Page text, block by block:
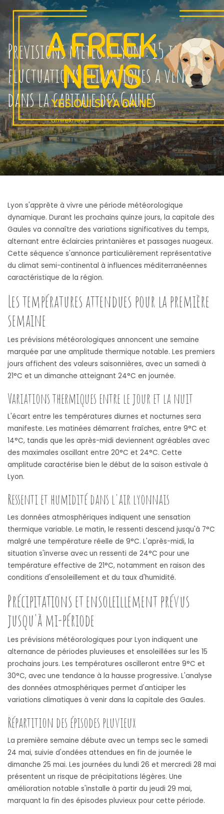
Previsions meteo a Lyon : 15 jours de
fluctuations climatiques a venir
dans la capitale des Gaules
4 juin 2025 | afreeknews | 0 Comments
Lyon s'apprête à vivre une période météorologique
dynamique. Durant les prochains quinze jours, la capitale des
Gaules va connaître des variations significatives du temps,
alternant entre éclaircies printanières et passages nuageux.
Cette séquence s'annonce particulièrement représentative
du climat semi-continental à influences méditerranéennes
caractéristique de la région.
Les températures attendues pour la première
semaine
Les prévisions météorologiques annoncent une semaine
marquée par une amplitude thermique notable. Les premiers
jours affichent des valeurs saisonnières, avec un samedi à
21°C et un dimanche atteignant 24°C en journée.
Variations thermiques entre le jour et la nuit
L'écart entre les températures diurnes et nocturnes sera
manifeste. Les matinées démarrent fraîches, entre 9°C et
14°C, tandis que les après-midi deviennent agréables avec
des maximales oscillant entre 20°C et 24°C. Cette
amplitude caractérise bien le début de la saison estivale à
Lyon.
Ressenti et humidité dans l'air lyonnais
Les données atmosphériques indiquent une sensation
thermique variable. Le matin, le ressenti descend jusqu'à 7°C
malgré une température réelle de 9°C. L'après-midi, la
situation s'inverse avec un ressenti de 24°C pour une
température effective de 21°C, notamment en raison des
conditions d'ensoleillement et du taux d'humidité.
Précipitations et ensoleillement prévus
jusqu'à mi-période
Les prévisions météorologiques pour Lyon indiquent une
alternance de périodes pluvieuses et ensoleillées sur les 15
prochains jours. Les températures oscilleront entre 9°C et
30°C, avec une tendance à la hausse progressive. L'analyse
des données atmosphériques permet d'anticiper les
variations climatiques à venir dans la capitale des Gaules.
Répartition des épisodes pluvieux
La première semaine débute avec un temps sec le samedi
24 mai, suivie d'ondées attendues en fin de journée le
dimanche 25 mai. Les journées du lundi 26 et mercredi 28 mai
présentent un risque de précipitations légères. Une
amélioration notable s'installe à partir du jeudi 29 mai,
marquant la fin des épisodes pluvieux pour cette période.